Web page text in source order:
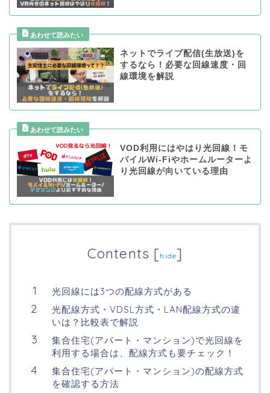
ネットでライブ配信(生放送)を
するなら！必要な回線速度・回
線環境を解説
VOD利用にはやはり光回線！モ
バイルWi-Fiやホームルーターよ
り光回線が向いている理由
Contents [hide]
光回線には3つの配線方式がある
光配線方式・VDSL方式・LAN配線方式の違
いは？比較表で解説
集合住宅(アパート・マンション)で光回線を
利用する場合は、配線方式も要チェック！
集合住宅(アパート・マンション)の配線方式
を確認する方法